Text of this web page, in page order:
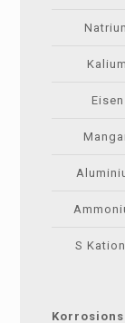
Kalium
Eisen
S